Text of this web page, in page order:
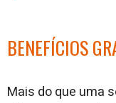
BENEFÍCIOS
Mais do que uma